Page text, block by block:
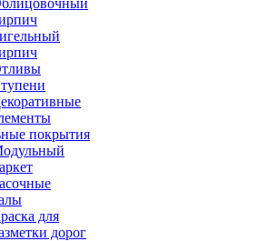
покрытия
для
дорог